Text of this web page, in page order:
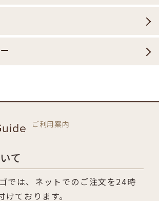
ご利用案内
て
では、ネットでのご注文を24時
ております。